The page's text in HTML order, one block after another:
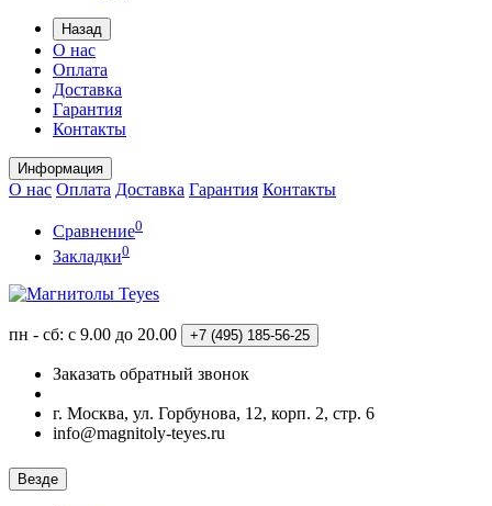
Назад
О нас
Оплата
Доставка
Гарантия
Контакты
Информация
О нас Оплата Доставка Гарантия Контакты
Сравнение0
Закладки0
пн - сб: с 9.00 до 20.00 +7 (495) 185-56-25
Заказать обратный звонок
г. Москва, ул. Горбунова, 12, корп. 2, стр. 6
info@magnitoly-teyes.ru
Везде